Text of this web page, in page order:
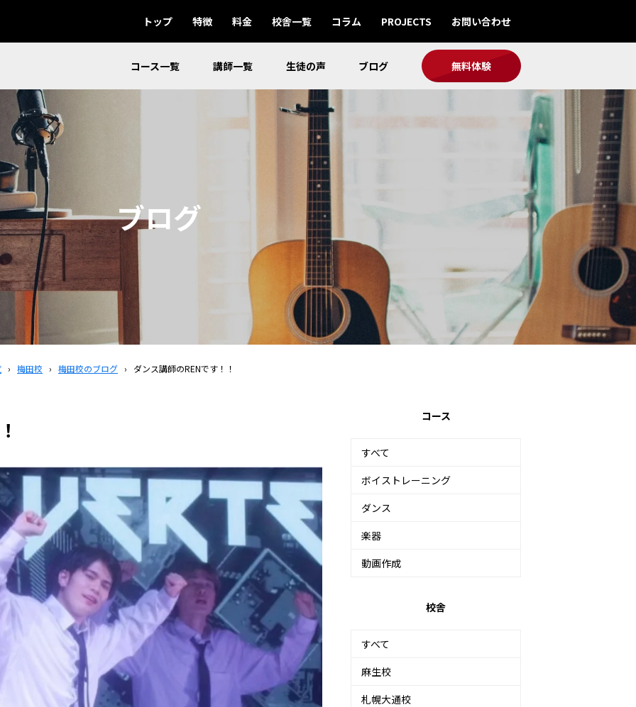
トップ 特徴 料金 校舎一覧 コラム PROJECTS お問い合わせ
コース一覧 講師一覧 生徒の声 ブログ 無料体験
ブログ
› 梅田校 › 梅田校のブログ › ダンス講師のRENです！！
コース
すべて
ボイストレーニング
ダンス
楽器
動画作成
校舎
すべて
麻生校
札幌大通校